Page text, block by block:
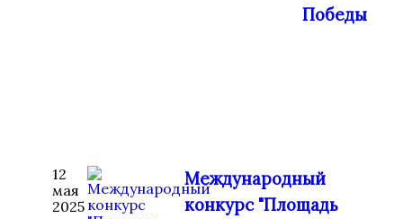
Победы
12
мая
2025
Международный
конкурс "Площадь